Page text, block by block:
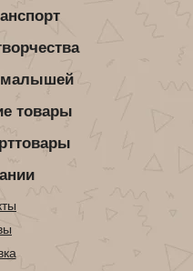
товары